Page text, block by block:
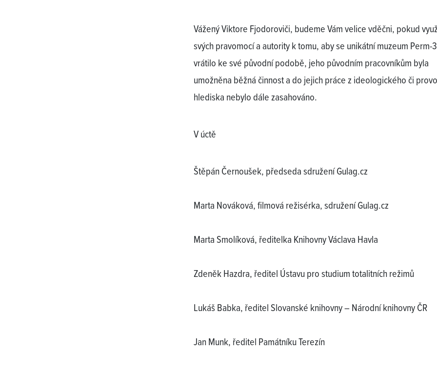
Vážený Viktore Fjodoroviči, budeme Vám velice vděčni, pokud
svých pravomocí a autority k tomu, aby se unikátní muzeum Perm-
vrátilo ke své původní podobě, jeho původním pracovníkům byla
umožněna běžná činnost a do jejich práce z ideologického či
hlediska nebylo dále zasahováno.
V úctě
Štěpán Černoušek, předseda sdružení Gulag.cz
Marta Nováková, filmová režisérka, sdružení Gulag.cz
Marta Smolíková, ředitelka Knihovny Václava Havla
Zdeněk Hazdra, ředitel Ústavu pro studium totalitních režimů
Lukáš Babka, ředitel Slovanské knihovny – Národní knihovny ČR
Jan Munk, ředitel Památníku Terezín